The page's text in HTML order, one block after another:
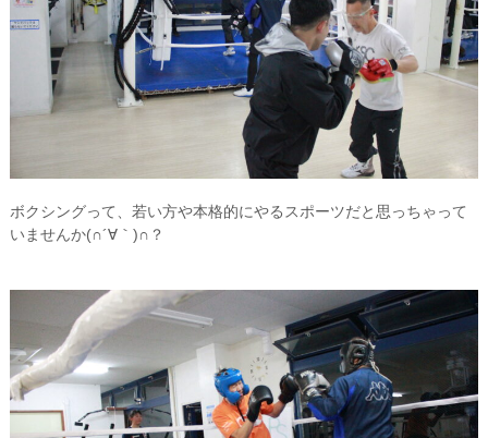
ボクシングって、若い方や本格的にやるスポーツだと思っちゃって
いませんか(∩´∀｀)∩？